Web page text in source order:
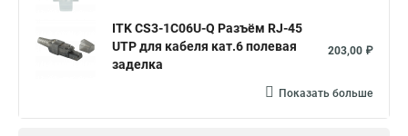
ITK CS3-1C06U-Q Разъём RJ-45
UTP для кабеля кат.6 полевая
заделка
203,00 ₽
Показать больше